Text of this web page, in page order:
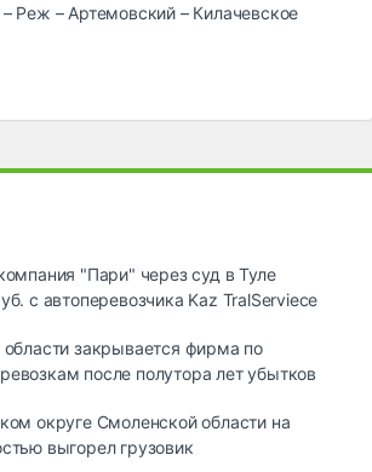
Реж – Артемовский – Килачевское
"Пари" через суд в Туле
с автоперевозчика Kaz TralServiece
закрывается фирма по
после полутора лет убытков
округе Смоленской области на
выгорел грузовик